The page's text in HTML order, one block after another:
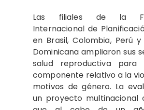
Las filiales de la
Internacional de
en Brasil, Colombia, Perú
Dominicana ampliaron sus
salud reproductiva para
componente relativo a la
motivos de género. La
un proyecto multinacional